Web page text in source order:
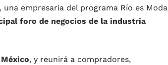
empresaria del programa Río es Moda
foro de negocios de la industria
, y reunirá a compradores,